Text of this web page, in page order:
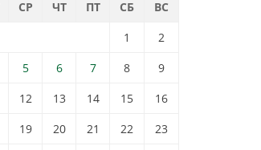
СР ЧТ ПТ СБ
ВС
1
2
5 6 7 8
9
12 13 14 15
16
19 20 21 22
23